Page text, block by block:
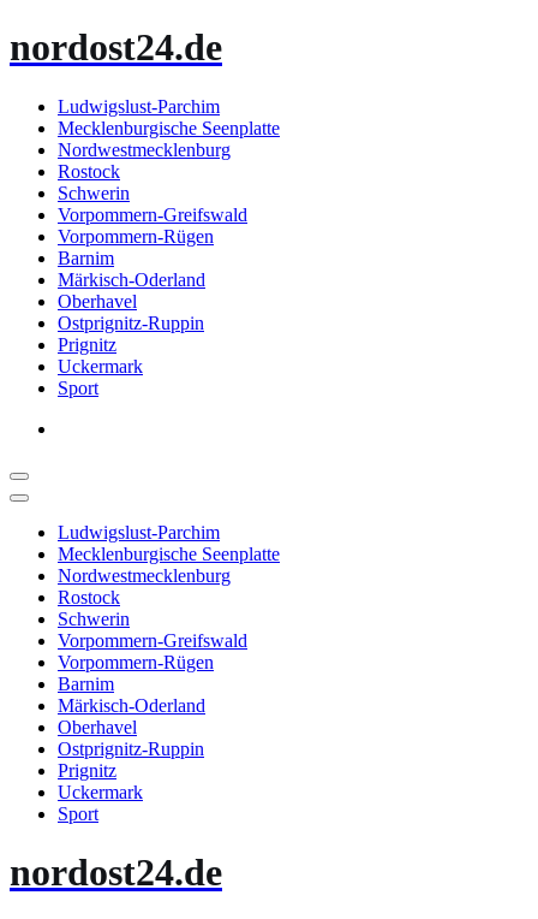
Inhalt
nordost24.de
Ludwigslust-Parchim
Mecklenburgische Seenplatte
Nordwestmecklenburg
Rostock
Schwerin
Vorpommern-Greifswald
Vorpommern-Rügen
Barnim
Märkisch-Oderland
Oberhavel
Ostprignitz-Ruppin
Prignitz
Uckermark
Sport
Ludwigslust-Parchim
Mecklenburgische Seenplatte
Nordwestmecklenburg
Rostock
Schwerin
Vorpommern-Greifswald
Vorpommern-Rügen
Barnim
Märkisch-Oderland
Oberhavel
Ostprignitz-Ruppin
Prignitz
Uckermark
Sport
nordost24.de